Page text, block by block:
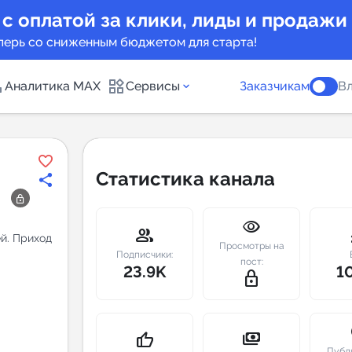
оплатой за клики, лиды и продажи
со сниженным бюджетом для старта!
Аналитика MAX Сервисы
Telegram
New
Заказчикам
Приход
Статистика канала
group
Подписчики:
23.9K
visibility
Просмотры на
пост:
lock_outline
thumb_up payments